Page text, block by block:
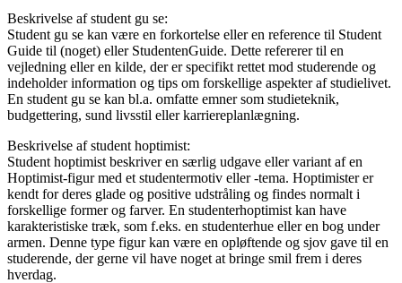
Beskrivelse af student gu se:
Student gu se kan være en forkortelse eller en reference til Student
Guide til (noget) eller StudentenGuide. Dette refererer til en
vejledning eller en kilde, der er specifikt rettet mod studerende og
indeholder information og tips om forskellige aspekter af studielivet.
En student gu se kan bl.a. omfatte emner som studieteknik,
budgettering, sund livsstil eller karriereplanlægning.
Beskrivelse af student hoptimist:
Student hoptimist beskriver en særlig udgave eller variant af en
Hoptimist-figur med et studentermotiv eller -tema. Hoptimister er
kendt for deres glade og positive udstråling og findes normalt i
forskellige former og farver. En studenterhoptimist kan have
karakteristiske træk, som f.eks. en studenterhue eller en bog under
armen. Denne type figur kan være en opløftende og sjov gave til en
studerende, der gerne vil have noget at bringe smil frem i deres
hverdag.